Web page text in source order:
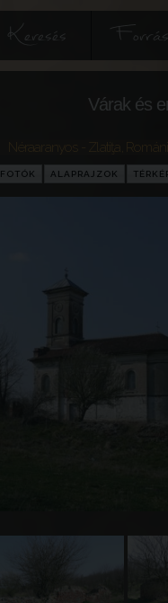
Keresés
Várak és
Néraaranyos - Zlatiţa
FOTÓK ALAPRAJZOK